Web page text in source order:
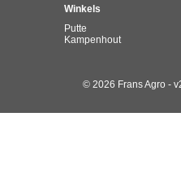
Winkels
Putte
Kampenhout
© 2026 Frans Agro -